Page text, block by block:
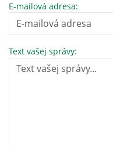
E-mailová adresa:
Text vašej správy: